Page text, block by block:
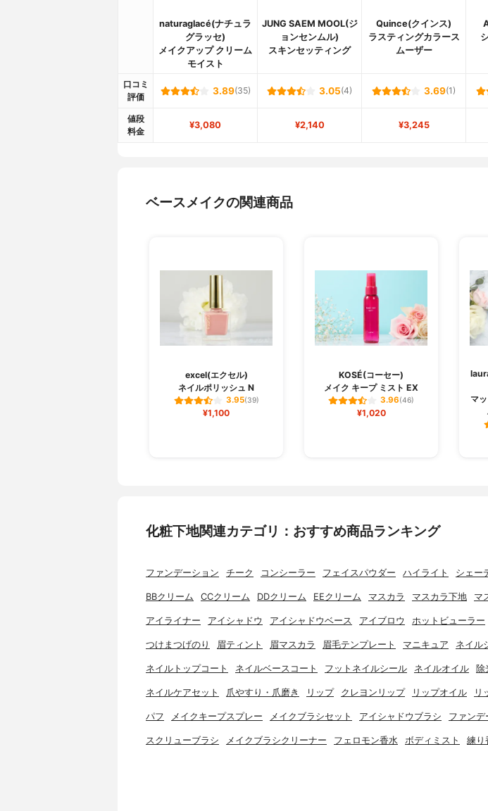
naturaglacé(ナチュラ
グラッセ)
メイクアップ クリーム
モイスト
JUNG SAEM MOOL(ジ
ョンセンムル)
スキンセッティング
Quince(クインス)
ラスティングカラース
ムーザー
口コミ
評価
3.89(35) 3.05(4) 3.69(1)
値段
料金
¥3,080 ¥2,140 ¥3,245
ベースメイクの関連商品
excel(エクセル)
ネイルポリッシュ N
3.95(39)
¥1,100
KOSÉ(コーセー)
メイク キープ ミスト EX
3.96(46)
¥1,020
マ
化粧下地関連カテゴリ：おすすめ商品ランキング
ファンデーション チーク コンシーラー フェイスパウダー ハイライト シェー
BBクリーム CCクリーム DDクリーム EEクリーム マスカラ マスカラ下地 マ
アイライナー アイシャドウ アイシャドウベース アイブロウ ホットビューラー
つけまつげのり 眉ティント 眉マスカラ 眉毛テンプレート マニキュア ネイル
ネイルトップコート ネイルベースコート フットネイルシール ネイルオイル 除
ネイルケアセット 爪やすり・爪磨き リップ クレヨンリップ リップオイル リ
パフ メイクキープスプレー メイクブラシセット アイシャドウブラシ ファンデ
スクリューブラシ メイクブラシクリーナー フェロモン香水 ボディミスト 練り